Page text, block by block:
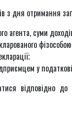
з дня отримання
агента, суми
у
відповідно